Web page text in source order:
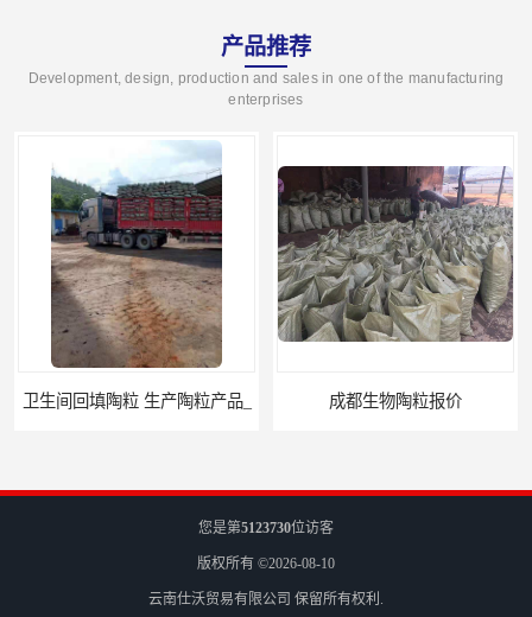
产品推荐
Development, design, production and sales in one of the manufacturing
enterprises
卫生间回填陶粒 生产陶粒产品_ 成都生物陶粒报价
您是第5123730位访客
版权所有 ©2026-08-10
云南仕沃贸易有限公司 保留所有权利.